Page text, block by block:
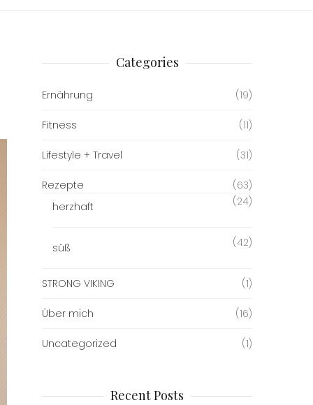
Categories
Ernährung (19)
Fitness (11)
Lifestyle + Travel (31)
Rezepte
(63)
herzhaft
(24)
süß (42)
STRONG VIKING (1)
Über mich (16)
Uncategorized (1)
Recent Posts